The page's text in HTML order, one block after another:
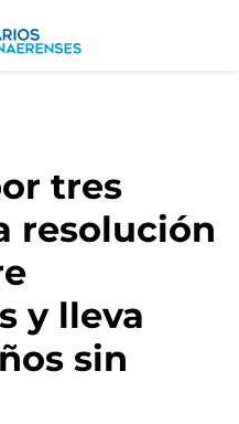
tres
resolución
y lleva
sin